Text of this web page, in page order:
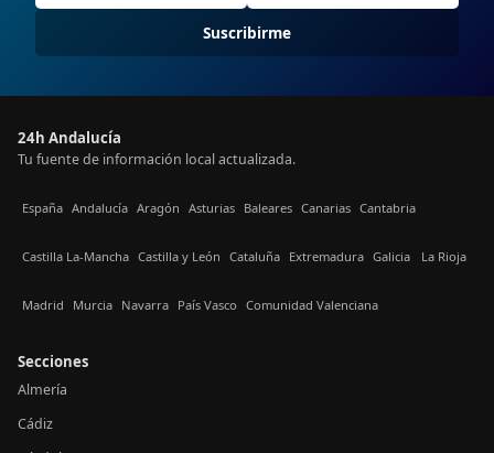
Suscribirme
24h Andalucía
Tu fuente de información local actualizada.
España Andalucía Aragón Asturias Baleares Canarias Cantabria
Castilla La-Mancha Castilla y León Cataluña Extremadura Galicia La Rioja
Madrid Murcia Navarra País Vasco Comunidad Valenciana
Secciones
Almería
Cádiz